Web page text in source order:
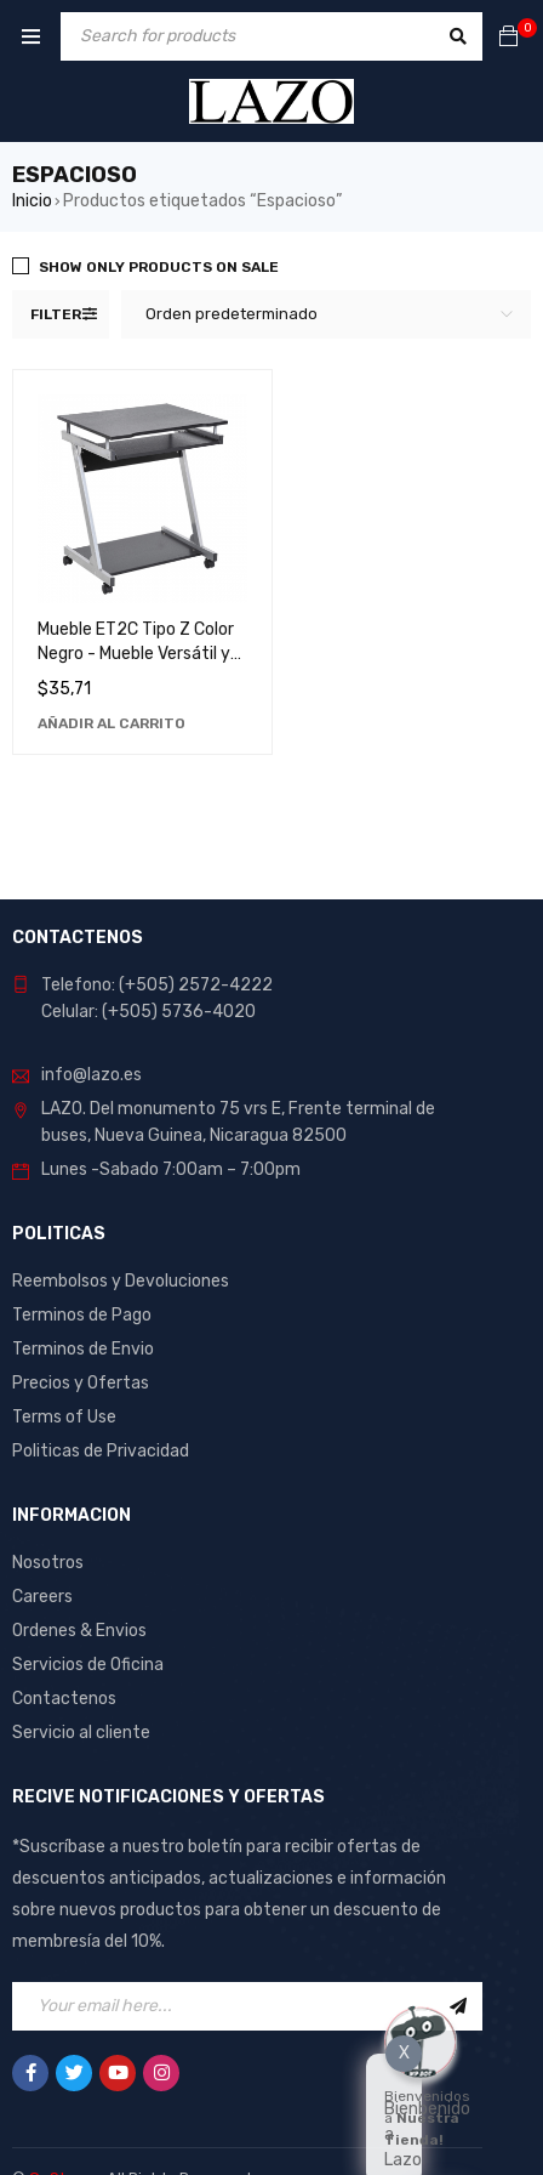
0
ESPACIOSO
Inicio › Productos etiquetados “Espacioso”
FILTER Orden predeterminado
SHOW ONLY PRODUCTS ON SALE
Mueble ET2C Tipo Z Color
Negro - Mueble Versátil y
Elegante para Hogar y
Oficina
$35,71
AÑADIR AL CARRITO
CONTACTENOS
Telefono: (+505) 2572-4222
Celular: (+505) 5736-4020
info@lazo.es
LAZO. Del monumento 75 vrs E, Frente terminal de
buses, Nueva Guinea, Nicaragua 82500
Lunes -Sabado 7:00am – 7:00pm
POLITICAS
Reembolsos y Devoluciones
Terminos de Pago
Terminos de Envio
Precios y Ofertas
Terms of Use
Politicas de Privacidad
INFORMACION
Nosotros
Careers
Ordenes & Envios
Servicios de Oficina
Contactenos
Servicio al cliente
RECIVE NOTIFICACIONES Y OFERTAS
*Suscríbase a nuestro boletín para recibir ofertas de
descuentos anticipados, actualizaciones e información
sobre nuevos productos para obtener un descuento de
membresía del 10%.
X
Bienvenidos
aNuestra
Tienda!
Bienbenido
a
Lazo